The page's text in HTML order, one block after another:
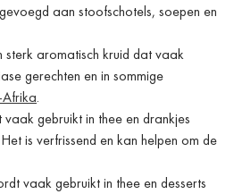
aan stoofschotels, soepen en
sterk aromatisch kruid dat vaak
gerechten en in sommige
.
gebruikt in thee en drankjes
is verfrissend en kan helpen om de
vaak gebruikt in thee en desserts